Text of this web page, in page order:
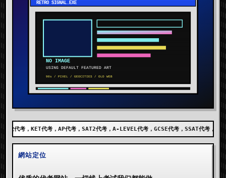
AP代考，SAT2代考，A-LEVEL代考，GCSE代考，SSAT代考，出国留学代考，
網站定位